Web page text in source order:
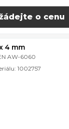
o cenu
4 mm
AW-6060
1002757